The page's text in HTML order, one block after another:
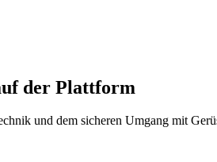
der Plattform
und dem sicheren Umgang mit